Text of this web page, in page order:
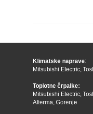
Klimatske naprave:
Mitsubishi Electric,
Toplotne črpalke:
Mitsubishi Electric,
Alterma, Gorenje